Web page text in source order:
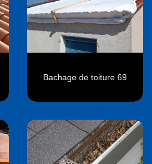
Bachage de toiture 69